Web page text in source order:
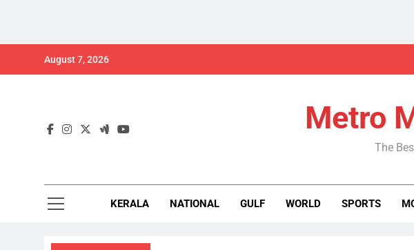
August 7, 2026
Metro
The
KERALA NATIONAL GULF WORLD SPORTS